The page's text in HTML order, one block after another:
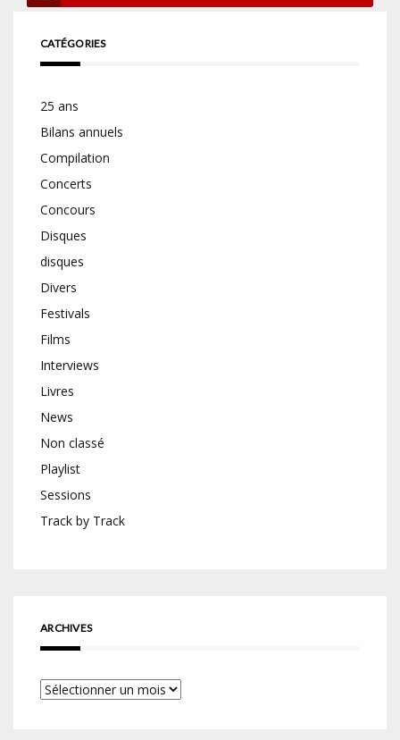
CATÉGORIES
25 ans
Bilans annuels
Compilation
Concerts
Concours
Disques
disques
Divers
Festivals
Films
Interviews
Livres
News
Non classé
Playlist
Sessions
Track by Track
ARCHIVES
Archives